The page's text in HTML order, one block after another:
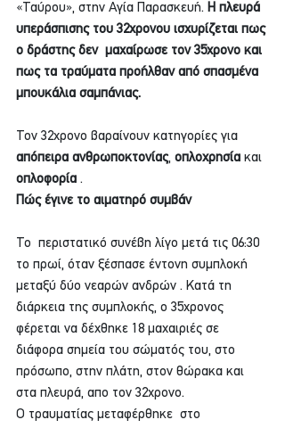
«Ταύρου», στην Αγία Παρασκευή. Η πλευρά
υπεράσπισης του 32χρονου ισχυρίζεται πως
ο δράστης δεν  μαχαίρωσε τον 35χρονο και
πως τα τραύματα προήλθαν από σπασμένα
μπουκάλια σαμπάνιας.
Τον 32χρονο βαραίνουν κατηγορίες για
απόπειρα ανθρωποκτονίας, οπλοχρησία και
οπλοφορία .
Πώς έγινε το αιματηρό συμβάν
Το  περιστατικό συνέβη λίγο μετά τις 06:30
το πρωί, όταν ξέσπασε έντονη συμπλοκή
μεταξύ δύο νεαρών ανδρών . Κατά τη
διάρκεια της συμπλοκής, ο 35χρονος
φέρεται να δέχθηκε 18 μαχαιριές σε
διάφορα σημεία του σώματός του, στο
πρόσωπο, στην πλάτη, στον θώρακα και
στα πλευρά, απο τον 32χρονο.
Ο τραυματίας μεταφέρθηκε  στο